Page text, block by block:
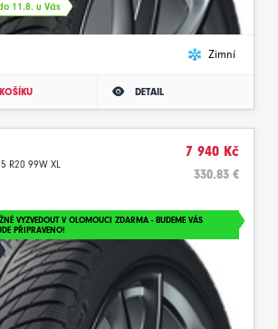
11.8. u Vás
Zimní
DETAIL
R20 99W XL
7 940 Kč
330.83 €
VYZVEDOUT V OLOMOUCI ZDARMA - BUDEME VÁS
PŘIPRAVENO!